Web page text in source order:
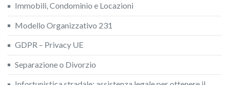
Immobili, Condominio e Locazioni
Modello Organizzativo 231
GDPR – Privacy UE
Separazione o Divorzio